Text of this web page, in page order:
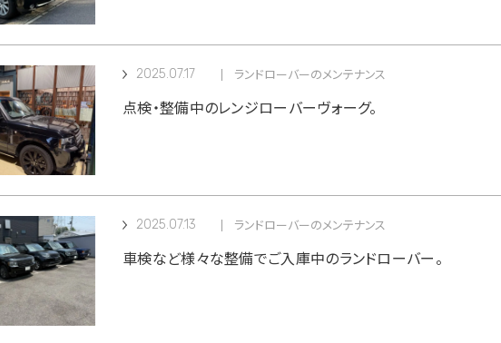
2025.07.17 ランドローバーのメンテナンス
点検・整備中のレンジローバーヴォーグ。
2025.07.13 ランドローバーのメンテナンス
車検など様々な整備でご入庫中のランドローバー。